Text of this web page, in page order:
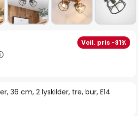
36 cm, 2 lyskilder, tre, bur, E14
Veil. pris -31%